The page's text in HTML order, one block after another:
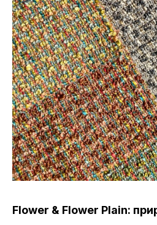
Flower & Flower Plain: